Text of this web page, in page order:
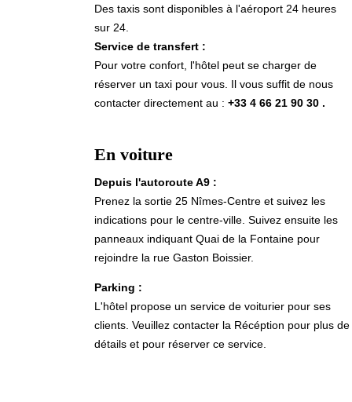
Des taxis sont disponibles à l'aéroport 24 heures
sur 24.
Service de transfert :
Pour votre confort, l'hôtel peut se charger de
réserver un taxi pour vous. Il vous suffit de nous
contacter directement au : +33 4 66 21 90 30 .
En voiture
Depuis l'autoroute A9 :
Prenez la sortie 25 Nîmes-Centre et suivez les
indications pour le centre-ville. Suivez ensuite les
panneaux indiquant Quai de la Fontaine pour
rejoindre la rue Gaston Boissier.
Parking :
L'hôtel propose un service de voiturier pour ses
clients. Veuillez contacter la Récéption pour plus de
détails et pour réserver ce service.
Contact & Accès